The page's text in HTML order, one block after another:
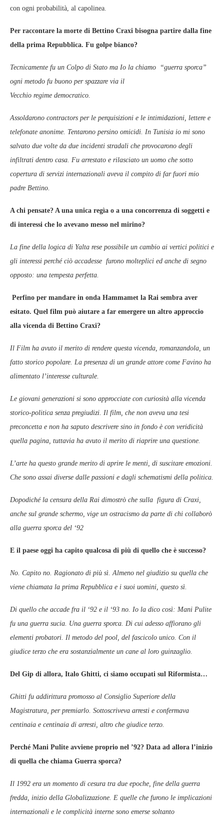
con ogni probabilità, al capolinea.
Per raccontare la morte di Bettino Craxi bisogna partire dalla fine
della prima Repubblica. Fu golpe bianco?
Tecnicamente fu un Colpo di Stato ma Io la chiamo “guerra sporca”
ogni metodo fu buono per spazzare via il
Vecchio regime democratico.
Assoldarono contractors per le perquisizioni e le intimidazioni, lettere e
telefonate anonime. Tentarono persino omicidi. In Tunisia io mi sono
salvato due volte da due incidenti stradali che provocarono degli
infiltrati dentro casa. Fu arrestato e rilasciato un uomo che sotto
copertura di servizi internazionali aveva il compito di far fuori mio
padre Bettino.
A chi pensate? A una unica regìa o a una concorrenza di soggetti e
di interessi che lo avevano messo nel mirino?
La fine della logica di Yalta rese possibile un cambio ai vertici politici e
gli interessi perché ciò accadesse furono molteplici ed anche di segno
opposto: una tempesta perfetta.
Perfino per mandare in onda Hammamet la Rai sembra aver
esitato. Quel film può aiutare a far emergere un altro approccio
alla vicenda di Bettino Craxi?
Il Film ha avuto il merito di rendere questa vicenda, romanzandola, un
fatto storico popolare. La presenza di un grande attore come Favino ha
alimentato l’interesse culturale.
Le giovani generazioni si sono approcciate con curiosità alla vicenda
storico-politica senza pregiudizi. Il film, che non aveva una tesi
preconcetta e non ha saputo descrivere sino in fondo è con veridicità
quella pagina, tuttavia ha avuto il merito di riaprire una questione.
L’arte ha questo grande merito di aprire le menti, di suscitare emozioni.
Che sono assai diverse dalle passioni e dagli schematismi della politica.
Dopodiché la censura della Rai dimostrò che sulla figura di Craxi,
anche sul grande schermo, vige un ostracismo da parte di chi collaborò
alla guerra sporca del ‘92
E il paese oggi ha capito qualcosa di più di quello che è successo?
No. Capito no. Ragionato di più sì. Almeno nel giudizio su quella che
viene chiamata la prima Repubblica e i suoi uomini, questo sì.
Di quello che accade fra il ‘92 e il ‘93 no. Io la dico così: Mani Pulite
fu una guerra sucia. Una guerra sporca. Di cui adesso affiorano gli
elementi probatori. Il metodo del pool, del fascicolo unico. Con il
giudice terzo che era sostanzialmente un cane al loro guinzaglio.
Del Gip di allora, Italo Ghitti, ci siamo occupati sul Riformista…
Ghitti fu addirittura promosso al Consiglio Superiore della
Magistratura, per premiarlo. Sottoscriveva arresti e confermava
centinaia e centinaia di arresti, altro che giudice terzo.
Perché Mani Pulite avviene proprio nel ’92? Data ad allora l’inizio
di quella che chiama Guerra sporca?
Il 1992 era un momento di cesura tra due epoche, fine della guerra
fredda, inizio della Globalizzazione. E quelle che furono le implicazioni
internazionali e le complicità interne sono emerse soltanto